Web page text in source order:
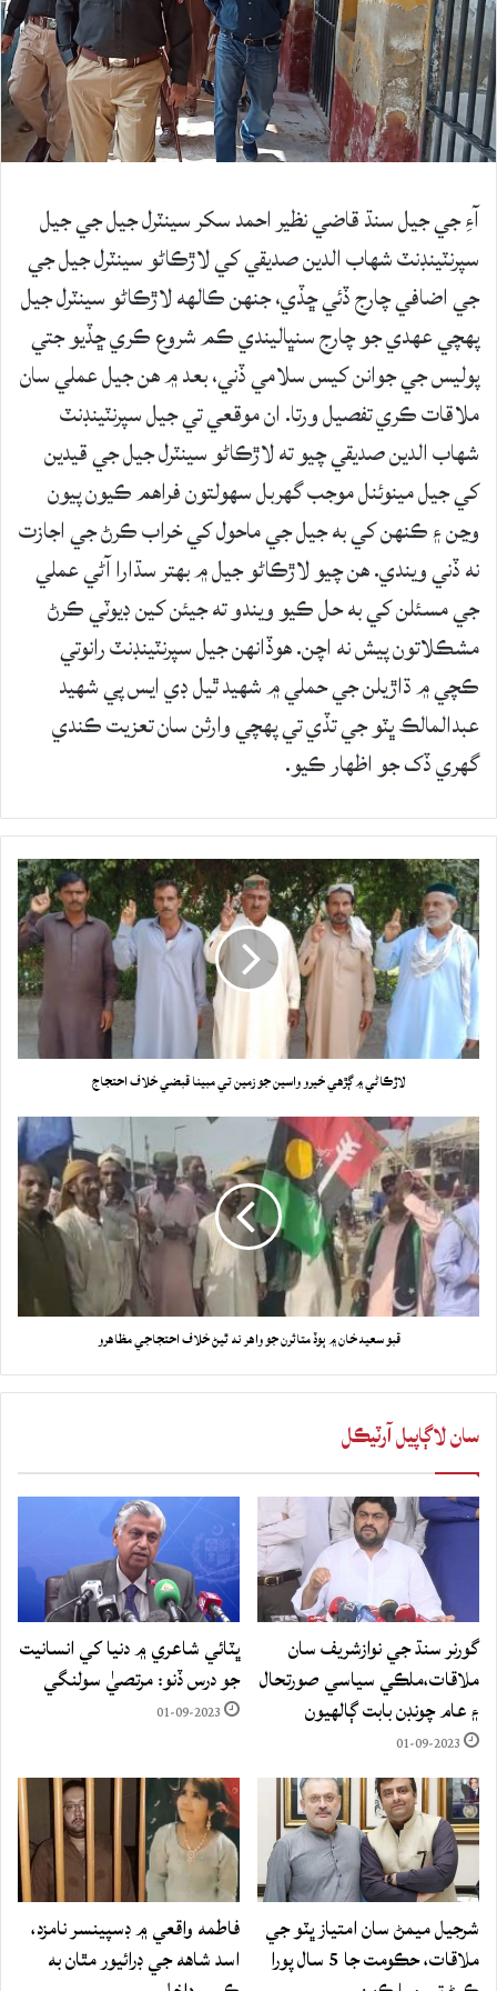
آءِ جي جيل سنڌ قاضي نظير احمد سکر سينٽرل جيل جي جيل
سپرنٽينڊنٽ شهاب الدين صديقي کي لاڙڪاڻو سينٽرل جيل جي
جي اضافي چارج ڏئي ڇڏي، جنهن ڪالهه لاڙڪاڻو سينٽرل جيل
پهچي عهدي جو چارج سنڀاليندي ڪم شروع ڪري ڇڏيو جتي
پوليس جي جوانن کيس سلامي ڏني، بعد ۾ هن جيل عملي سان
ملاقات ڪري تفصيل ورتا. ان موقعي تي جيل سپرنٽينڊنٽ
شهاب الدين صديقي چيو ته لاڙڪاڻو سينٽرل جيل جي قيدين
کي جيل مينوئنل موجب گهربل سهولتون فراهم ڪيون پيون
وڃن ۽ ڪنهن کي به جيل جي ماحول کي خراب ڪرڻ جي اجازت
نه ڏني ويندي. هن چيو لاڙڪاڻو جيل ۾ بهتر سڌارا آڻي عملي
جي مسئلن کي به حل ڪيو ويندو ته جيئن کين ڊيوٽي ڪرڻ
مشڪلاتون پيش نه اچن. هوڏانهن جيل سپرنٽينڊنٽ رانوتي
ڪچي ۾ ڌاڙيلن جي حملي ۾ شهيد ٿيل ڊي ايس پي شهيد
عبدالمالڪ ڀٽو جي تڏي تي پهچي وارثن سان تعزيت ڪندي
گهري ڏک جو اظهار ڪيو.
لاڙڪاڻي ۾ ڳڙهي خيرو واسين جو زمين تي مبينا قبضي خلاف احتجاج
قبو سعيد خان ۾ ٻوڏ متاثرن جو واهر نه ٿيڻ خلاف احتجاجي مظاهرو
سان لاڳاپيل آرٽيڪل
گورنر سنڌ جي نوازشريف سان
ملاقات،ملڪي سياسي صورتحال
۽ عام چونڊن بابت ڳالهيون
01-09-2023
ڀٽائي شاعري ۾ دنيا کي انسانيت
جو درس ڏنو: مرتصيٰ سولنگي
01-09-2023
شرجيل ميمڻ سان امتياز ڀٽو جي
ملاقات، حڪومت جا 5 سال پورا
فاطمه واقعي ۾ ڊسپينسر نامزد،
اسد شاهه جي ڊرائيور مٿان به